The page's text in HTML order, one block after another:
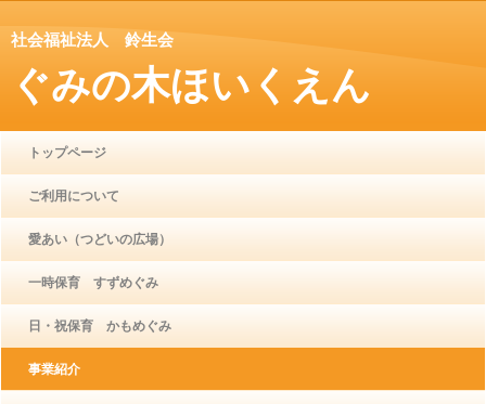
社会福祉法人 鈴生会
ぐみの木ほいくえん
トップページ
ご利用について
愛あい（つどいの広場）
一時保育 すずめぐみ
日・祝保育 かもめぐみ
事業紹介